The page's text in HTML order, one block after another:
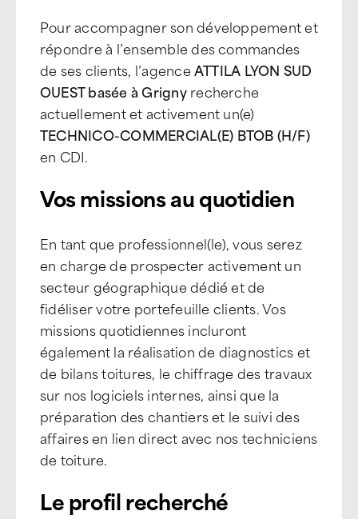
Pour accompagner son développement et
répondre à l’ensemble des commandes
de ses clients, l’agenceATTILA LYON SUD
OUEST basée à Grignyrecherche
actuellement et activement un(e)
TECHNICO-COMMERCIAL(E) BTOB (H/F)
en CDI.
Vos missions au quotidien
En tant que professionnel(le), vous serez
en charge de prospecter activement un
secteur géographique dédié et de
fidéliser votre portefeuille clients. Vos
missions quotidiennes incluront
également la réalisation de diagnostics et
de bilans toitures, le chiffrage des travaux
sur nos logiciels internes, ainsi que la
préparation des chantiers et le suivi des
affaires en lien direct avec nos techniciens
de toiture.
Le profil recherché